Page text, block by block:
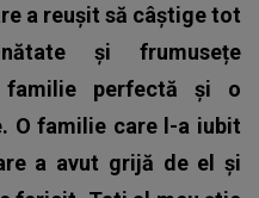
a reușit să câștige tot
și frumusețe
perfectă și o
O familie care l-a iubit
a avut grijă de el și